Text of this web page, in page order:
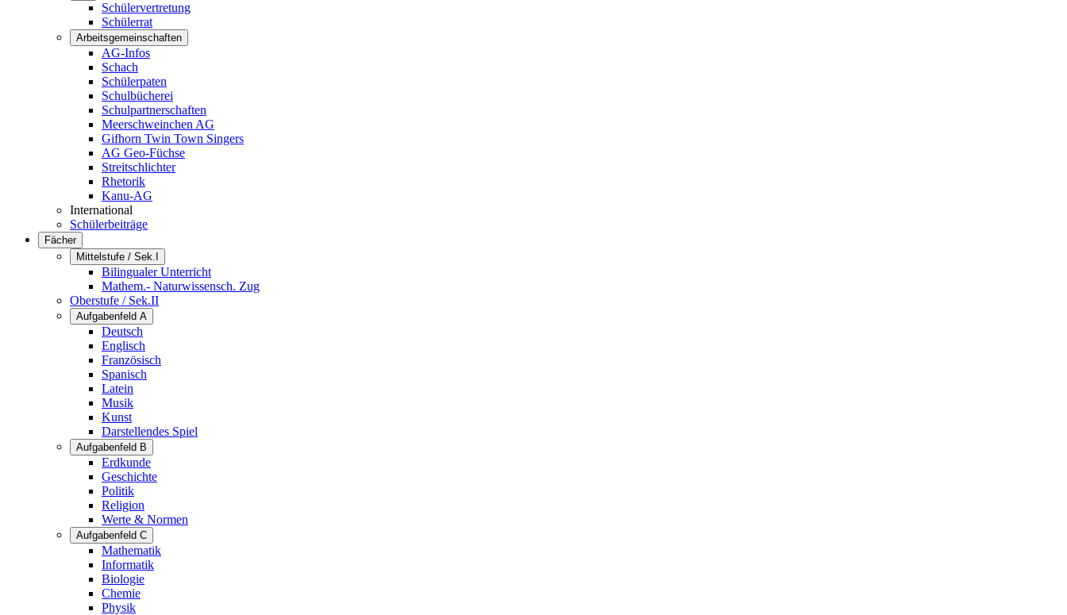
Schülervertretung
Schülerrat
Arbeitsgemeinschaften
AG-Infos
Schach
Schülerpaten
Schulbücherei
Schulpartnerschaften
Meerschweinchen AG
Gifhorn Twin Town Singers
AG Geo-Füchse
Streitschlichter
Rhetorik
Kanu-AG
International
Schülerbeiträge
Fächer
Mittelstufe / Sek.I
Bilingualer Unterricht
Mathem.- Naturwissensch. Zug
Oberstufe / Sek.II
Aufgabenfeld A
Deutsch
Englisch
Französisch
Spanisch
Latein
Musik
Kunst
Darstellendes Spiel
Aufgabenfeld B
Erdkunde
Geschichte
Politik
Religion
Werte & Normen
Aufgabenfeld C
Mathematik
Informatik
Biologie
Chemie
Physik